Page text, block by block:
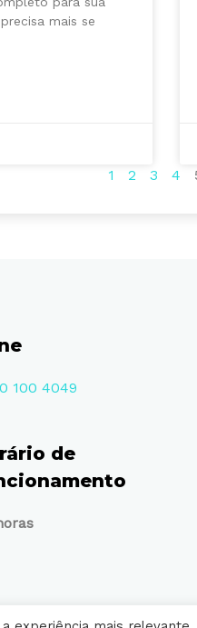
mais se
1 2 3 4
100 4049
de